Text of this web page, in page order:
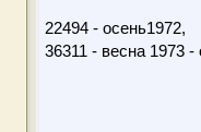
22494 - осень1972,
36311 - весна 1973 -